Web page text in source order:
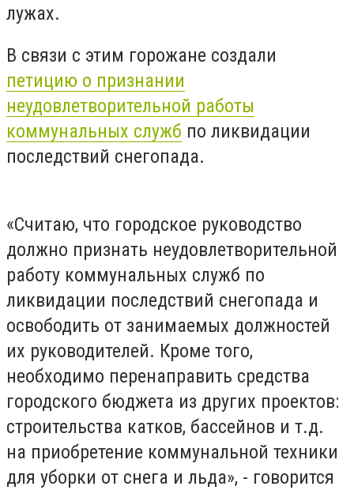
лужах.
В связи с этим горожане создали
петицию о признании
неудовлетворительной работы
коммунальных служб по ликвидации
последствий снегопада.
«Считаю, что городское руководство
должно признать неудовлетворительной
работу коммунальных служб по
ликвидации последствий снегопада и
освободить от занимаемых должностей
их руководителей. Кроме того,
необходимо перенаправить средства
городского бюджета из других проектов:
строительства катков, бассейнов и т.д.
на приобретение коммунальной техники
для уборки от снега и льда», - говорится